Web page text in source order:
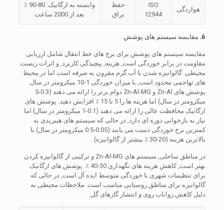
هوازدگی
ISO
12944
حفظ
براق
وابسته به ارگانیک: 80-90 ٪
بعد از 2000 ساعت
6. مقایسه سیستم های پوشش
مقایسه سیستم های پوشش برای برج های خط انتقال شامل ارزیابی
مقاومت در برابر خوردگی است, هزینه, پیچیدگی کاربرد, و اثرات زیست
محیطی. گالوانیزه شدن با آب گرم مقرون به صرفه است اما در محیط
های تهاجمی محدود است, با میزان خوردگی 1-10 میکرومتر در سال.
پوشش های Zn-Al و Zn-Al-MG دوام برتر را ارائه می دهند (0.3-5
میکرومتر در سال) اما هزینه ها را 5 تا 15 ٪ افزایش دهید. پوشش های
ارگانیک محافظت عالی را ارائه می دهند (0.1-1 میکرومتر در سال) اما
نیاز به بازخوانی دوره ای دارد, در حالی که سیستم های هیبریدی به
کمترین نرخ خوردگی دست می یابند (0.05-0.5 میکرومتر در سال) با
بالاترین هزینه (20-30 ٪ بیشتر از گالوانیزه).
در مناطق ساحلی, سیستم های Zn-Al-MG و ترکیبی از گالوانیزه کردن
بهتر است, کاهش هزینه های نگهداری 30-40 ٪. پوشش های ارگانیک
برای تنظیمات شهری با خوردگی متوسط ​​ایده آل است, در حالی که
گالوانیزه برای مناطق روستایی مناسب است. ملاحظات محیطی به
دلیل کاهش رواناب روی و انتشار گازهای گل.